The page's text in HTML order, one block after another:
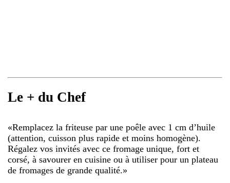
Le + du Chef
«Remplacez la friteuse par une poêle avec 1 cm d’huile
(attention, cuisson plus rapide et moins homogène).
Régalez vos invités avec ce fromage unique, fort et
corsé, à savourer en cuisine ou à utiliser pour un plateau
de fromages de grande qualité.»